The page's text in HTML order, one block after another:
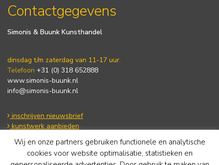
Contactgegevens
Simonis & Buunk Kunsthandel
dinsdag t/m zaterdag van 11-17 uur.
Telefoon +31 (0) 318 652888
www.simonis-buunk.nl
info@simonis-buunk.nl
inschrijven nieuwsbrief
kunstwerk aanbieden
Algemene voorwaarden
Wij en onze partners gebruiken functionele en analytische
cookies voor website optimalisatie, statistieken en